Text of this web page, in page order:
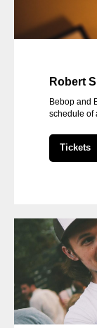
Robert
Bebop and
schedule of
Tickets